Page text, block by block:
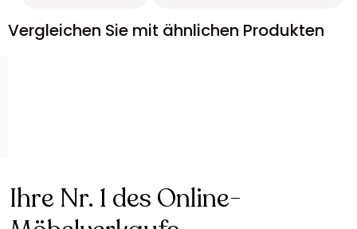
Vergleichen Sie mit ähnlichen Produkten
Ihre Nr. 1 des Online-